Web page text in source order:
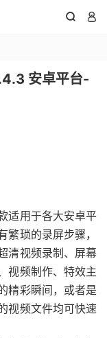
 
安卓平台-
适用于各大安卓平
琐的录屏步骤，
清视频录制、屏幕
视频制作、特效主
精彩瞬间，或者是
视频文件均可快速